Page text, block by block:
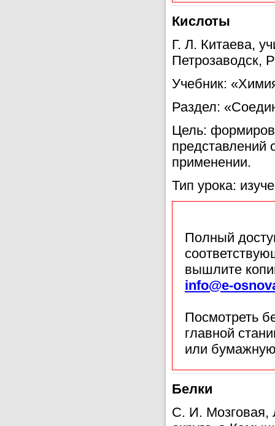
Кислоты
Г. Л. Китаева,
Петрозаводск,
Учебник:
Раздел:
Цель:
представлений
применении.
Тип урока:
Полный
вышлите
info@e-
Посмотреть
главной
или
Белки
С. И.